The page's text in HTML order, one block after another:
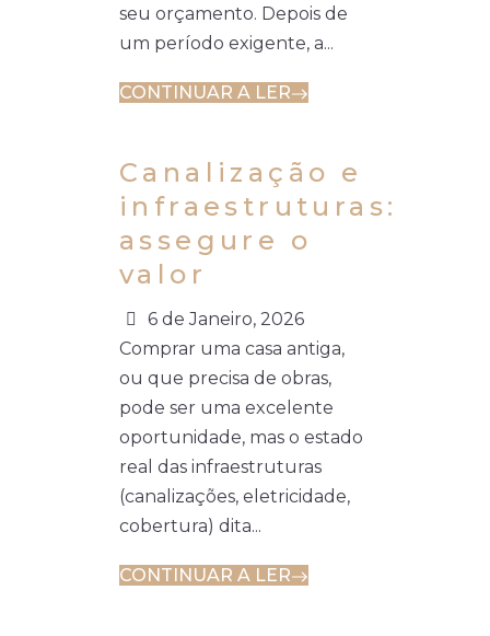
seu orçamento. Depois de
um período exigente, a...
CONTINUAR A LER
Canalização e
infraestruturas:
assegure o
valor
6 de Janeiro, 2026
Comprar uma casa antiga,
ou que precisa de obras,
pode ser uma excelente
oportunidade, mas o estado
real das infraestruturas
(canalizações, eletricidade,
cobertura) dita...
CONTINUAR A LER